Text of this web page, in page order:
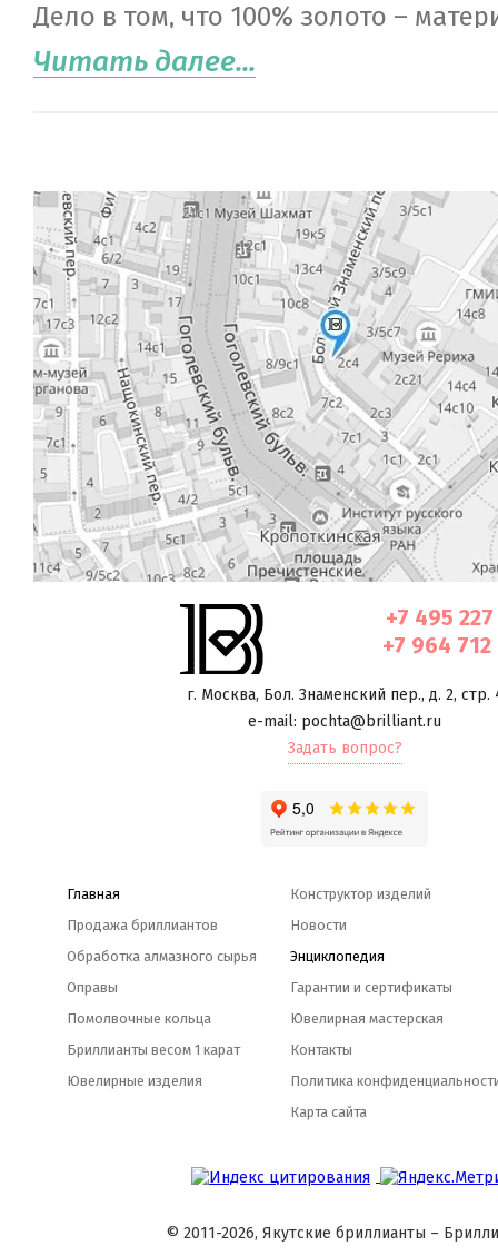
Дело в том, что 100% золото –
мягкий. Настолько, что его можно
Читать далее...
+7 495
+7 964
г. Москва, Бол. Знаменский пер., д. 2, стр.
e-mail: pochta@brilliant.ru
Задать вопрос?
Главная
Продажа бриллиантов
Обработка алмазного сырья
Оправы
Помолвочные кольца
Бриллианты весом 1 карат
Ювелирные изделия
Конструктор изделий
Новости
Энциклопедия
Гарантии и сертификаты
Ювелирная мастерская
Контакты
Политика
Карта сайта
© 2011-2026, Якутские бриллианты –